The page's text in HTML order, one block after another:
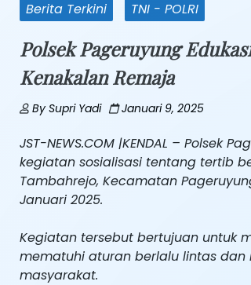
Berita Terkini TNI - POLRI
Polsek Pageruyung
Kenakalan Remaja
BySupri Yadi Januari 9, 2025
JST-NEWS.COM |KENDAL –
kegiatan sosialisasi tentang tertib
Tambahrejo, Kecamatan
Januari 2025.
Kegiatan tersebut bertujuan untuk
mematuhi aturan berlalu lintas dan
masyarakat.